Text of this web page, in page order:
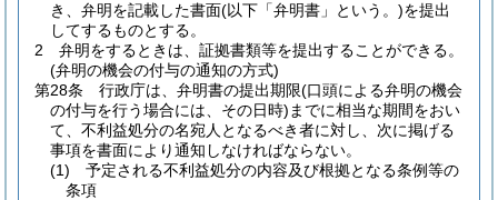
き、弁明を記載した書面(以下「弁明書」という。)を提出
してするものとする。
2
弁明をするときは、証拠書類等を提出することができる。
(弁明の機会の付与の通知の方式)
第28条
行政庁は、弁明書の提出期限(口頭による弁明の機会
の付与を行う場合には、その日時) までに相当な期間をおい
て、不利益処分の名宛人となるべき者に対し、次に掲げる
事項を書面により通知しなければならない。
(1)
予定される不利益処分の内容及び根拠となる条例等の
条項